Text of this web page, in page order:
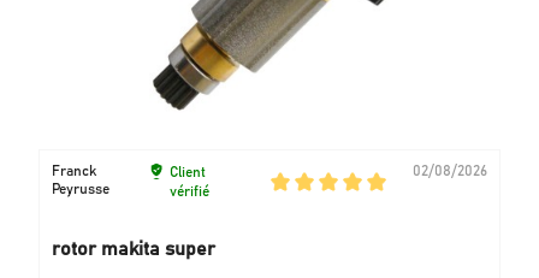
Franck
Peyrusse
Client
vérifié
02/08/2026
rotor makita super